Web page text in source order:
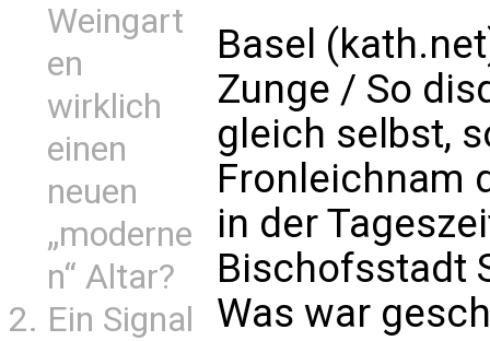
Weingart
en
wirklich
einen
neuen
„moderne
n“ Altar?
Ein Signal
Basel
Zunge / So
gleich selbst,
Fronleichnam
in der
Bischofsstadt
Was war